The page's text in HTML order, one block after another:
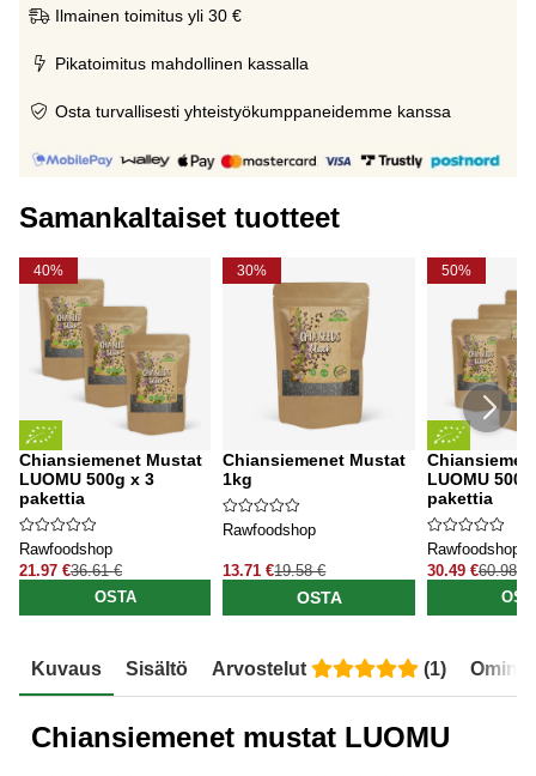
Ilmainen toimitus yli 30 €
Pikatoimitus mahdollinen kassalla
Osta turvallisesti yhteistyökumppaneidemme kanssa
Samankaltaiset tuotteet
40%
Chiansiemenet Mustat
LUOMU 500g x 3
pakettia
Rawfoodshop
21.97 €36.61 €
OSTA
30%
Chiansiemenet Mustat
1kg
Rawfoodshop
13.71 €19.58 €
OSTA
50%
LUOMU
pakettia
Rawfoodshop
30.49 €60.98 €
Kuvaus Sisältö Arvostelut (1)
Chiansiemenet mustat LUOMU